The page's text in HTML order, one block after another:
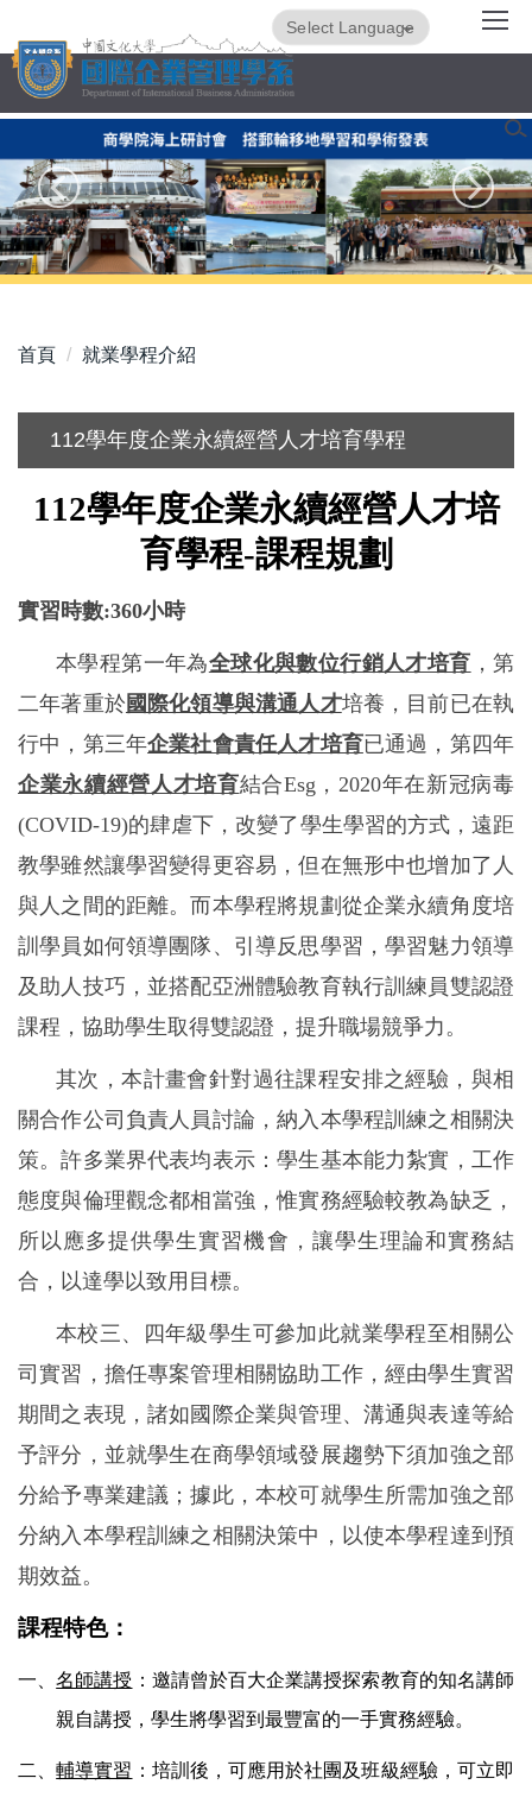
到
主
容
區
Translate
首頁 就業學程介紹
112學年度企業永續經營人才培育學程
112學年度企業永續經營人才培
育學程-課程規劃
實習時數:360小時
本學程第一年為全球化與數位行銷人才培育 ，第
二年著重於 國際化領導與溝通人才培養，目前已在執
行中，第三年企業社會責任人才培育已通過，第四年
企業永續經營人才培育結合Esg ， 2020年在新冠病毒
(COVID-19)的肆虐下，改變了學生學習的方式，遠距
教學雖然讓學習變得更容易，但在無形中也增加了人
與人之間的距離。而本學程將規劃從企業永續角度培
訓學員如何領導團隊、引導反思學習，學習魅力領導
及助人技巧，並搭配亞洲體驗教育執行訓練員雙認證
課程，協助學生取得雙認證，提升職場競爭力。
其次，本計畫會針對過往課程安排之經驗，與相
關合作公司負責人員討論，納入本學程訓練之相關決
策。許多業界代表均表示：學生基本能力紮實，工作
態度與倫理觀念都相當強，惟實務經驗較教為缺乏，
所以應多提供學生實習機會，讓學生理論和實務結
合，以達學以致用目標。
本校三、四年級學生可參加此就業學程至相關公
司實習，擔任專案管理相關協助工作，經由學生實習
期間之表現，諸如國際企業與管理、溝通與表達等給
予評分，並就學生在商學領域發展趨勢下須加強之部
分給予專業建議；據此，本校可就學生所需加強之部
分納入本學程訓練之相關決策中，以使本學程達到預
期效益。
課程特色：
一、名師講授 ：邀請曾於百大企業講授探索教育的知名講師
親自講授，學生將學習到最豐富的一手實務經驗。
二、輔導實習 ：培訓後，可應用於社團及班級經驗，可立即